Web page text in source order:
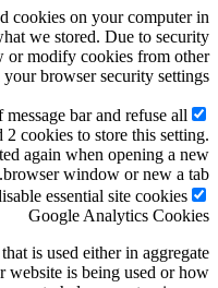
cookies on your computer in
we stored. Due to security
or modify cookies from other
browser security settings.
bar and refuse all
cookies to store this setting.
again when opening a new
browser window or new a tab.
essential site cookies.
Google Analytics Cookies
is used either in aggregate
website is being used or how